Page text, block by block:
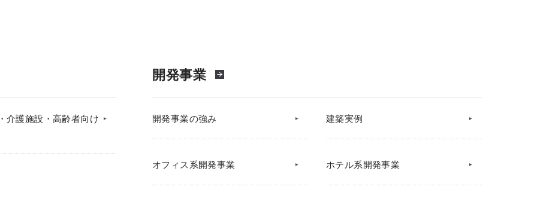
介護施設・高齢者向け
開発事業
開発事業の強み 建築実例
オフィス系開発事業 ホテル系開発事業